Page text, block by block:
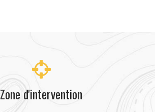
Zone d'intervention